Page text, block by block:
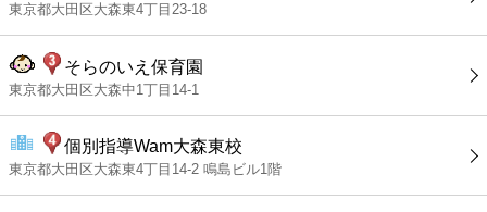
東京都大田区大森東4丁目23-18
そらのいえ保育園
東京都大田区大森中1丁目14-1
個別指導Wam大森東校
東京都大田区大森東4丁目14-2 鳴島ビル1階